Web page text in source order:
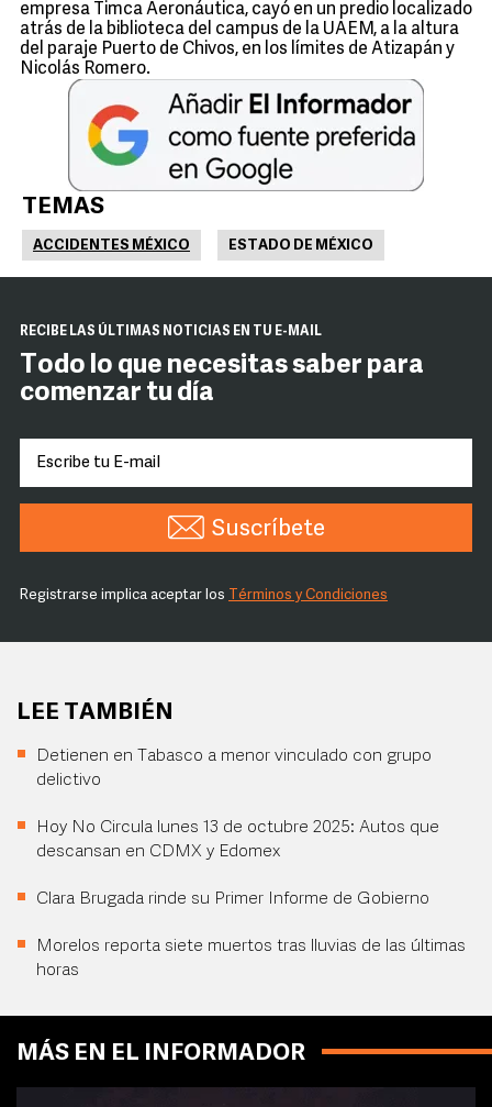
empresa Timca Aeronáutica, cayó en un predio localizado
atrás de la biblioteca del campus de la UAEM, a la altura
del paraje Puerto de Chivos, en los límites de Atizapán y
Nicolás Romero.
TEMAS
ACCIDENTES MÉXICO ESTADO DE MÉXICO
RECIBE LAS ÚLTIMAS NOTICIAS EN TU E-MAIL
Todo lo que necesitas saber para
comenzar tu día
Suscríbete
Registrarse implica aceptar los Términos y Condiciones
LEE TAMBIÉN
Detienen en Tabasco a menor vinculado con grupo
delictivo
Hoy No Circula lunes 13 de octubre 2025: Autos que
descansan en CDMX y Edomex
Clara Brugada rinde su Primer Informe de Gobierno
Morelos reporta siete muertos tras lluvias de las últimas
horas
MÁS EN EL INFORMADOR